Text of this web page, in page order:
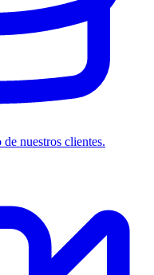
nuestros clientes.